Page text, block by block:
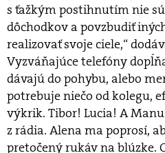
s ťažkým postihnutím nie
dôchodkov a povzbudiť
realizovať svoje ciele,“
Vyzváňajúce telefóny
dávajú do pohybu, alebo
potrebuje niečo od kolegu,
výkrik. Tibor! Lucia! A
z rádia. Alena ma poprosí,
pretočený rukáv na blúzke.